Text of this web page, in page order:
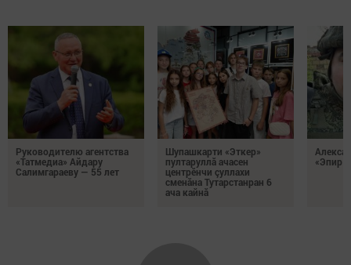
Руководителю агентства
«Татмедиа» Айдару
Салимгараеву — 55 лет
Шупашкарти «Эткер»
пултаруллă ачасен
центрӗнчи çуллахи
сменăна Тутарстанран 6
ача кайнă
«Эпир